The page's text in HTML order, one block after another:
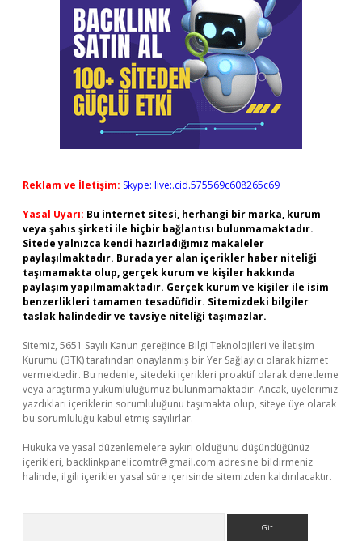
Reklam ve İletişim: Skype: live:.cid.575569c608265c69
Yasal Uyarı: Bu internet sitesi, herhangi bir marka, kurum
veya şahıs şirketi ile hiçbir bağlantısı bulunmamaktadır.
Sitede yalnızca kendi hazırladığımız makaleler
paylaşılmaktadır. Burada yer alan içerikler haber niteliği
taşımamakta olup, gerçek kurum ve kişiler hakkında
paylaşım yapılmamaktadır. Gerçek kurum ve kişiler ile isim
benzerlikleri tamamen tesadüfidir. Sitemizdeki bilgiler
taslak halindedir ve tavsiye niteliği taşımazlar.
Sitemiz, 5651 Sayılı Kanun gereğince Bilgi Teknolojileri ve İletişim
Kurumu (BTK) tarafından onaylanmış bir Yer Sağlayıcı olarak hizmet
vermektedir. Bu nedenle, sitedeki içerikleri proaktif olarak denetleme
veya araştırma yükümlülüğümüz bulunmamaktadır. Ancak, üyelerimiz
yazdıkları içeriklerin sorumluluğunu taşımakta olup, siteye üye olarak
bu sorumluluğu kabul etmiş sayılırlar.
Hukuka ve yasal düzenlemelere aykırı olduğunu düşündüğünüz
içerikleri, backlinkpanelicomtr@gmail.com adresine bildirmeniz
halinde, ilgili içerikler yasal süre içerisinde sitemizden kaldırılacaktır.